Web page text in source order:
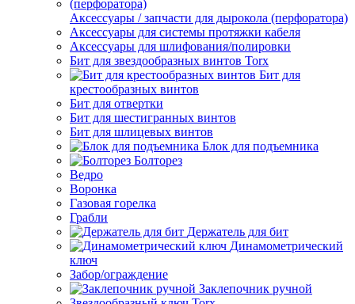
Аксессуары / запчасти для дырокола (перфоратора)
Аксессуары для системы протяжки кабеля
Аксессуары для шлифования/полировки
Бит для звездообразных винтов Torx
Бит для
крестообразных винтов
Бит для отвертки
Бит для шестигранных винтов
Бит для шлицевых винтов
Блок для подъемника
Болторез
Ведро
Воронка
Газовая горелка
Грабли
Держатель для бит
Динамометрический
ключ
Забор/ограждение
Заклепочник ручной